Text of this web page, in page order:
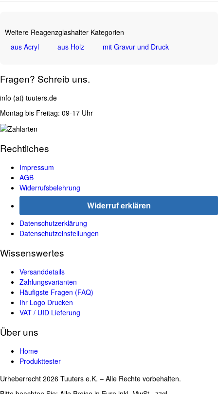
Weitere Reagenzglashalter Kategorien
aus Acryl
aus Holz mit Gravur und Druck
Fragen? Schreib uns.
info (at) tuuters.de
Montag bis Freitag: 09-17 Uhr
Rechtliches
Impressum
AGB
Widerrufsbelehrung
Widerruf erklären
Datenschutzerklärung
Datenschutzeinstellungen
Wissenswertes
Versanddetails
Zahlungsvarianten
Häufigste Fragen (FAQ)
Ihr Logo Drucken
VAT / UID Lieferung
Über uns
Home
Produkttester
Urheberrecht 2026 Tuuters e.K. – Alle Rechte vorbehalten.